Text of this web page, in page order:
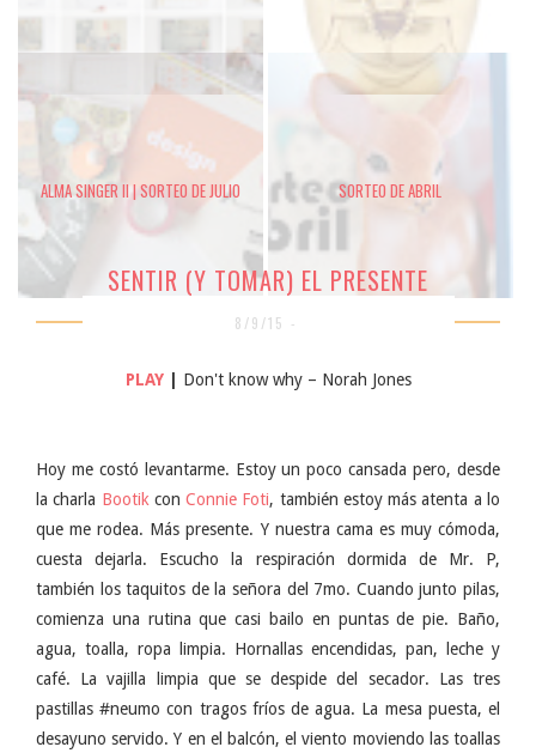
ALMA SINGER II | SORTEO DE JULIO SORTEO DE ABRIL
SENTIR (Y TOMAR) EL PRESENTE
8/9/15 -
PLAY| Don't know why – Norah Jones
Hoy me costó levantarme. Estoy un poco cansada pero, desde
la charla Bootik conConnie Foti, también estoy más atenta a lo
que me rodea. Más presente. Y nuestra cama es muy cómoda,
cuesta dejarla. Escucho la respiración dormida de Mr. P,
también los taquitos de la señora del 7mo. Cuando junto pilas,
comienza una rutina que casi bailo en puntas de pie. Baño,
agua, toalla, ropa limpia. Hornallas encendidas, pan, leche y
café. La vajilla limpia que se despide del secador. Las tres
pastillas #neumo con tragos fríos de agua. La mesa puesta, el
desayuno servido. Y en el balcón, el viento moviendo las toallas